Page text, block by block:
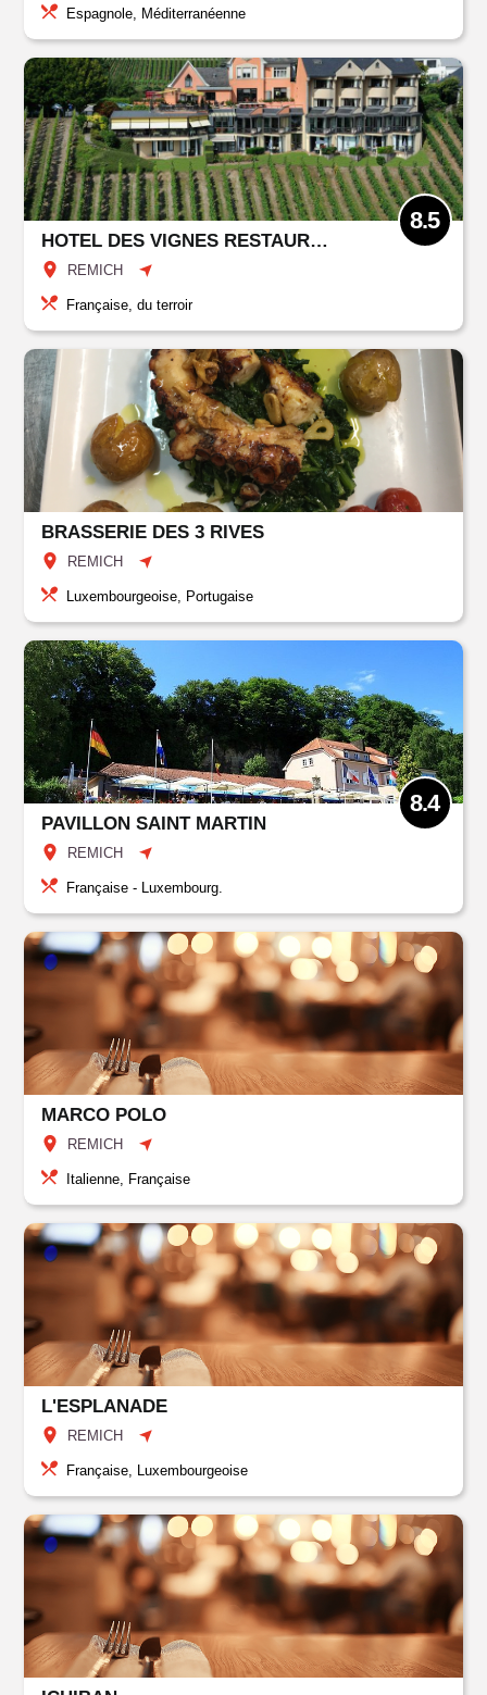
Espagnole, Méditerranéenne
HOTEL DES VIGNES RESTAURANT DU PRESSOIR
REMICH
8.5
Française, du terroir
BRASSERIE DES 3 RIVES
REMICH
Luxembourgeoise, Portugaise
PAVILLON SAINT MARTIN
REMICH
8.4
Française - Luxembourg.
MARCO POLO
REMICH
Italienne, Française
L'ESPLANADE
REMICH
Française, Luxembourgeoise